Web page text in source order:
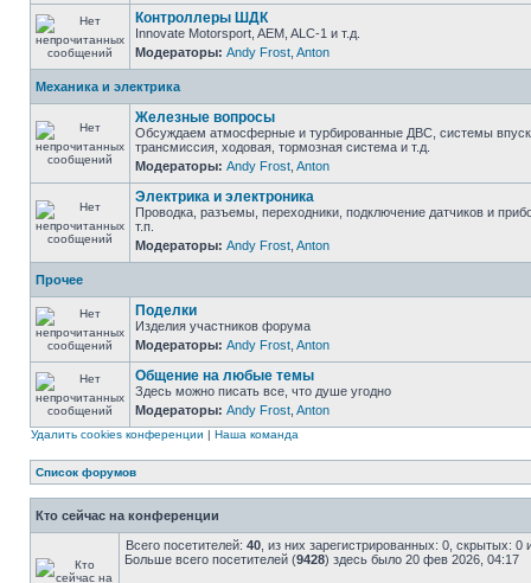
Контроллеры ШДК
Innovate Motorsport, AEM, ALC-1 и т.д.
Модераторы: Andy Frost Anton
Механика и электрика
Железные вопросы
Обсуждаем атмосферные и турбированные ДВС, системы
трансмиссия, ходовая, тормозная система и т.д.
Модераторы: Andy Frost Anton
Электрика и электроника
Проводка, разъемы, переходники, подключение датчиков и
т.п.
Модераторы: Andy Frost Anton
Прочее
Поделки
Изделия участников форума
Модераторы: Andy Frost Anton
Общение на любые темы
Здесь можно писать все, что душе угодно
Модераторы: Andy Frost Anton
Удалить cookies конференции | Наша команда
Список форумов
Кто сейчас на конференции
Всего посетителей: 40 , из них зарегистрированных: 0, скрытых:
Больше всего посетителей (9428) здесь было 20 фев 2026, 04:17